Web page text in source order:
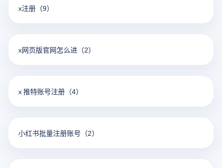
x注册 （9）
x网页版官网怎么进 （2）
x 推特账号注册 （4）
小红书批量注册账号 （2）